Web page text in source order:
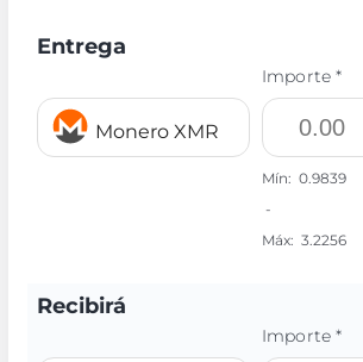
Entrega
Monero XMR
Importe *
Mín: 0.9839
-
Máx: 3.2256
Recibirá
Importe *